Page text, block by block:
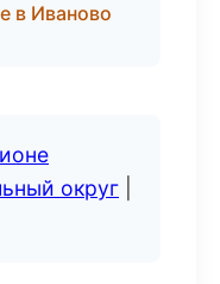
в Иваново
округ